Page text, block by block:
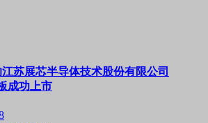
苏展芯半导体技术股份有限公司
成功上市